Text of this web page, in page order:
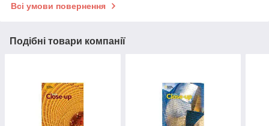
Всі умови повернення
Подібні товари компанії